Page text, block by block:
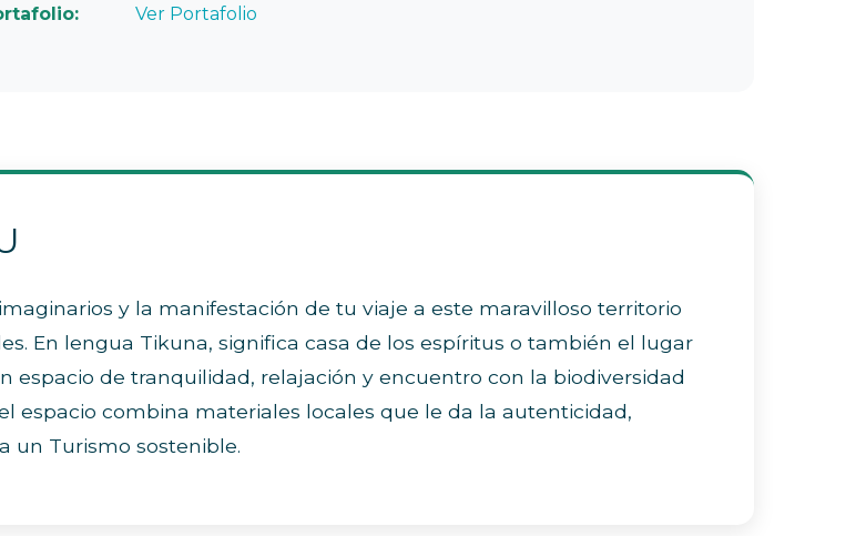
Ver Portafolio
y la manifestación de tu viaje a este maravilloso territorio
En lengua Tikuna, significa casa de los espíritus o también el lugar
espacio de tranquilidad, relajación y encuentro con la biodiversidad
espacio combina materiales locales que le da la autenticidad,
un Turismo sostenible.